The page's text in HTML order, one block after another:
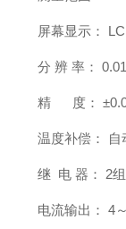
屏幕显示：
分 辨 率：
精 度：
温度补偿： 自
继 电 器： 2组
电流输出： 4～